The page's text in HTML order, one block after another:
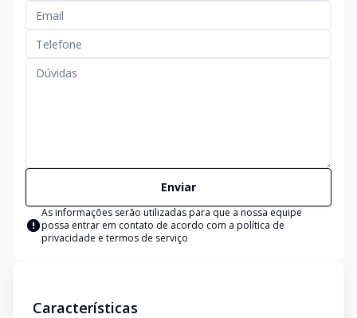
Enviar
As informações serão utilizadas para que a nossa equipe
possa entrar em contato de acordo com a política de
privacidade e termos de serviço
Características